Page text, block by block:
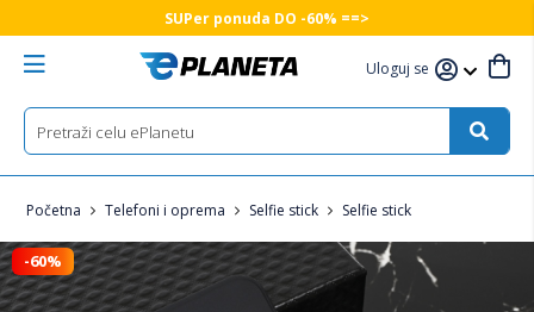
SUPer ponuda DO -60% ==>
Uloguj se
Početna Telefoni i oprema Selfie stick Selfie stick
-60%